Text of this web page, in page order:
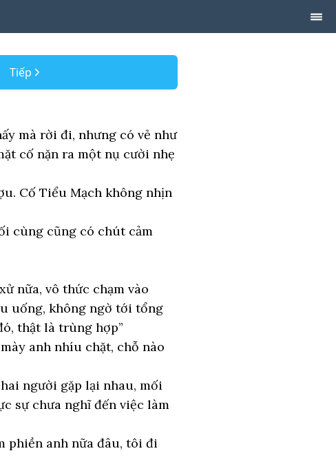
Tiếp
mà rời đi, nhưng có vẻ như
cố nặn ra một nụ cười nhẹ
Cố Tiểu Mạch không nhịn
cùng cũng có chút cảm
nữa, vô thức chạm vào
uống, không ngờ tới tổng
thật là trùng hợp”
anh nhíu chặt, chỗ nào
người gặp lại nhau, mối
sự chưa nghĩ đến việc làm
phiền anh nữa đâu, tôi đi